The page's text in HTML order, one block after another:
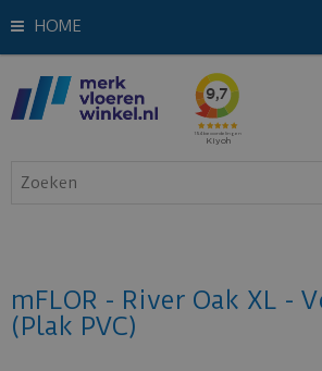
HOME
mFLOR - River Oak XL -
(Plak PVC)